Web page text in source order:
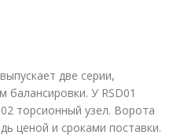
две серии,
У RSD01
торсионный узел. Ворота
ценой и сроками поставки.